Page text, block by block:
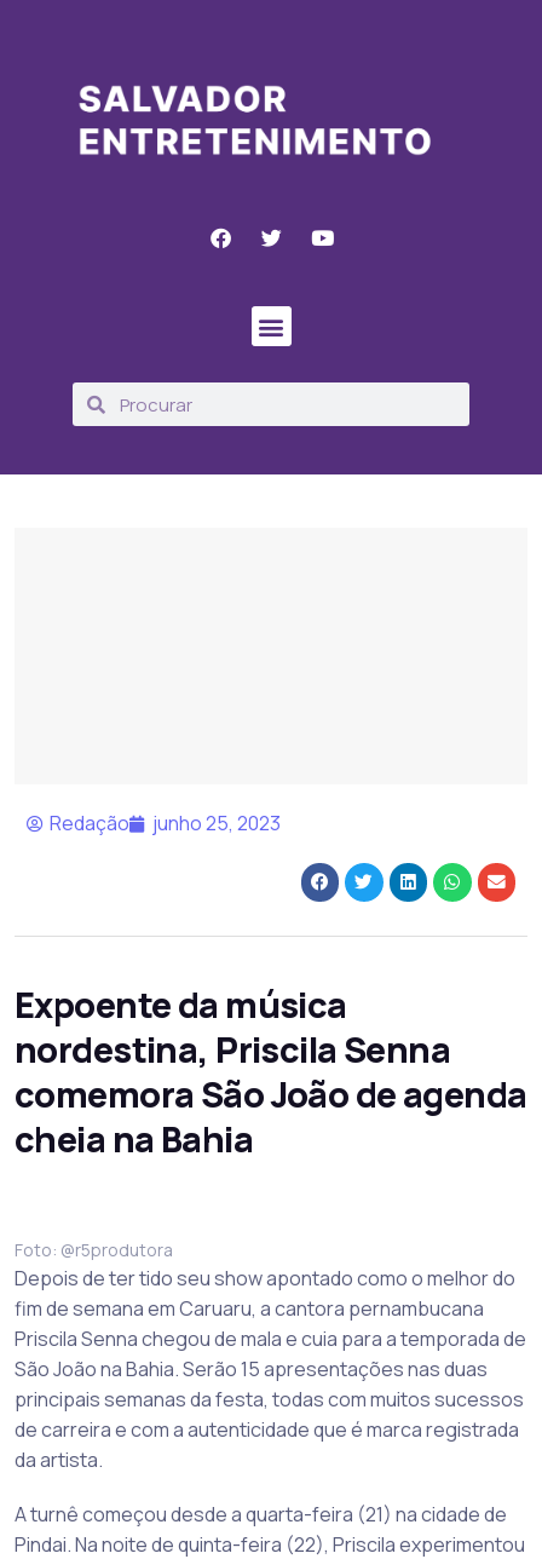
Redação junho 25, 2023
Expoente da música
nordestina, Priscila Senna
comemora São João de agenda
cheia na Bahia
Foto: @r5produtora
Depois de ter tido seu show apontado como o melhor do
fim de semana em Caruaru, a cantora pernambucana
Priscila Senna chegou de mala e cuia para a temporada de
São João na Bahia. Serão 15 apresentações nas duas
principais semanas da festa, todas com muitos sucessos
de carreira e com a autenticidade que é marca registrada
da artista.
A turnê começou desde a quarta-feira (21) na cidade de
Pindai. Na noite de quinta-feira (22), Priscila experimentou